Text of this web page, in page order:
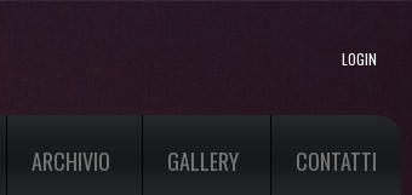
LOGIN
ARCHIVIO GALLERY CONTATTI